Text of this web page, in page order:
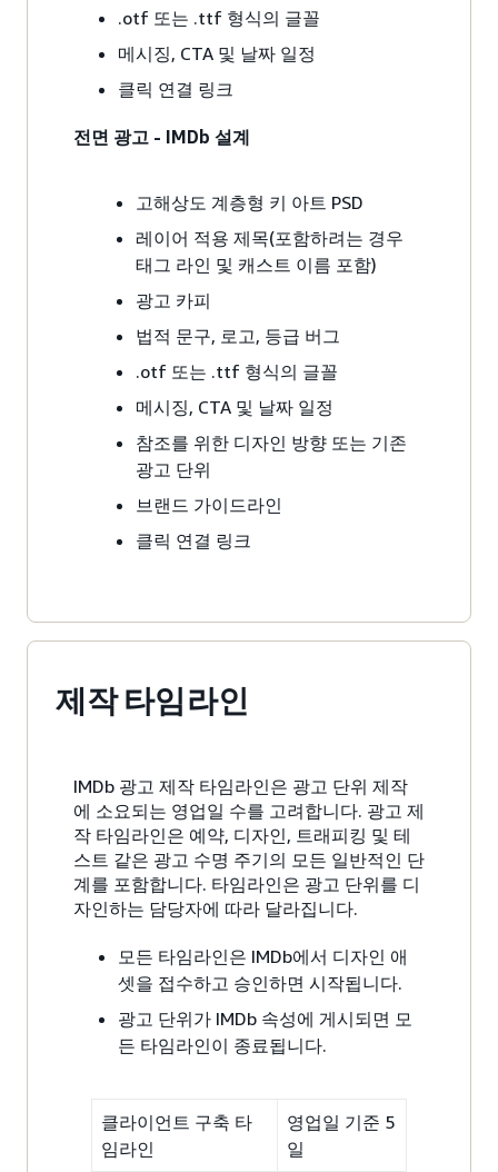
.otf 또는 .ttf 형식의 글꼴
메시징, CTA 및 날짜 일정
클릭 연결 링크
전면 광고 - IMDb 설계
고해상도 계층형 키 아트 PSD
레이어 적용 제목(포함하려는 경우
태그 라인 및 캐스트 이름 포함)
광고 카피
법적 문구, 로고, 등급 버그
.otf 또는 .ttf 형식의 글꼴
메시징, CTA 및 날짜 일정
참조를 위한 디자인 방향 또는 기존
광고 단위
브랜드 가이드라인
클릭 연결 링크
제작 타임라인
IMDb 광고 제작 타임라인은 광고 단위 제작
에 소요되는 영업일 수를 고려합니다. 광고 제
작 타임라인은 예약, 디자인, 트래피킹 및 테
스트 같은 광고 수명 주기의 모든 일반적인 단
계를 포함합니다. 타임라인은 광고 단위를 디
자인하는 담당자에 따라 달라집니다.
모든 타임라인은 IMDb에서 디자인 애
셋을 접수하고 승인하면 시작됩니다.
광고 단위가 IMDb 속성에 게시되면 모
든 타임라인이 종료됩니다.
클라이언트 구축 타
임라인
영업일 기준 5
일